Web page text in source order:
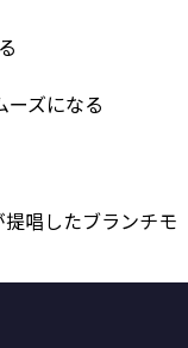
ーズになる
唱したブランチモ